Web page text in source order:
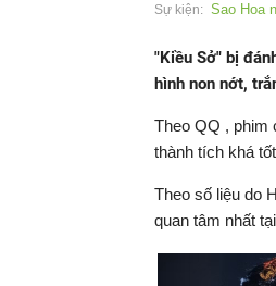
Sự kiện: Sao Hoa
"Kiều Sở" bị
hình non nớt,
Theo QQ , phim
thành tích khá
Theo số liệu do
quan tâm nhất